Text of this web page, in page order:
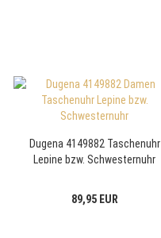
Dugena 4149882 Taschenuhr
Lepine bzw. Schwesternuhr
89,95 EUR